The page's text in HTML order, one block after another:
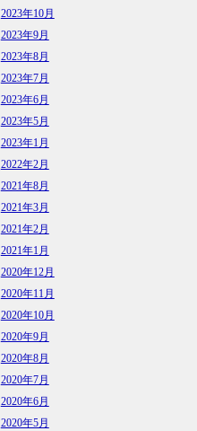
2023年10月
2023年9月
2023年8月
2023年7月
2023年6月
2023年5月
2023年1月
2022年2月
2021年8月
2021年3月
2021年2月
2021年1月
2020年12月
2020年11月
2020年10月
2020年9月
2020年8月
2020年7月
2020年6月
2020年5月